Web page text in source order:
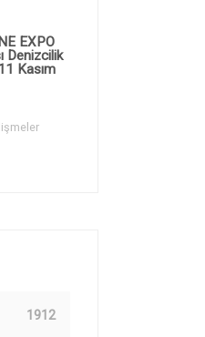
EXPO
Denizcilik
Kasım
1912